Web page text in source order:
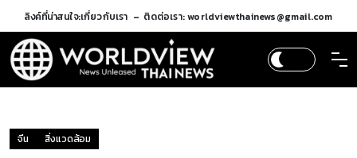
ลิงค์ที่น่าสนใจ:เกี่ยวกับเรา ติดต่อเรา: worldviewthainews@gmail.com
จีน สิ่งแวดล้อม